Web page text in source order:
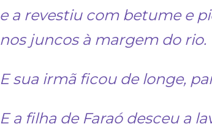
e a revestiu com betume e
nos juncos à margem do rio.
E sua irmã ficou de longe,
E a filha de Faraó desceu a